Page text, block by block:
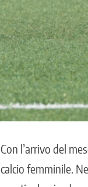
Con l’arrivo del
calcio femminile.